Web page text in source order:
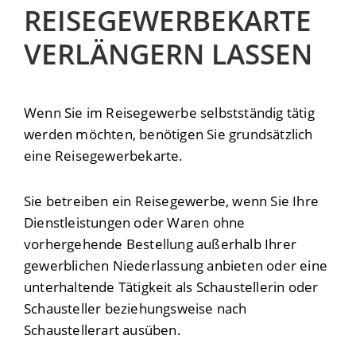
REISEGEWERBEKARTE
VERLÄNGERN LASSEN
Wenn Sie im Reisegewerbe selbstständig tätig
werden möchten, benötigen Sie grundsätzlich
eine Reisegewerbekarte.
Sie betreiben ein Reisegewerbe, wenn Sie Ihre
Dienstleistungen oder Waren ohne
vorhergehende Bestellung außerhalb Ihrer
gewerblichen Niederlassung anbieten oder eine
unterhaltende Tätigkeit als Schaustellerin oder
Schausteller beziehungsweise nach
Schaustellerart ausüben.